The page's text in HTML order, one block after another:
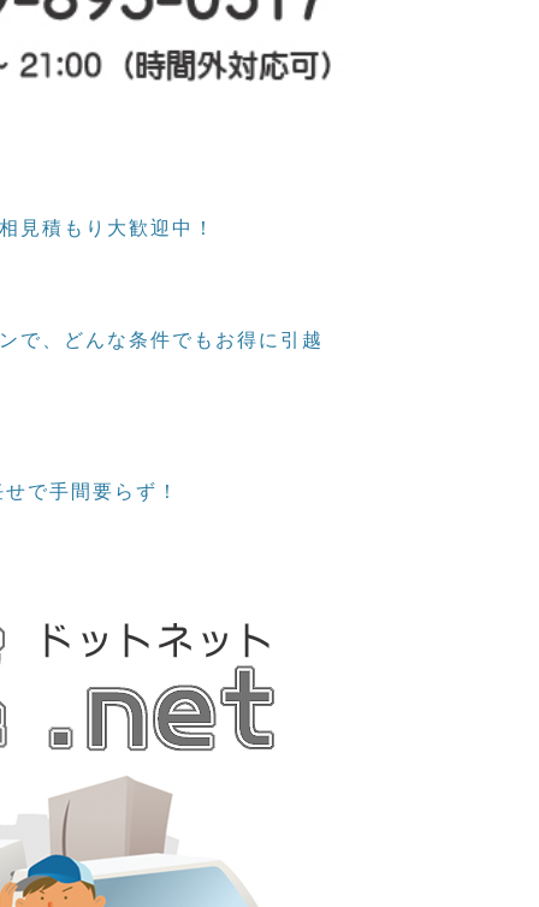
見積もり大歓迎中！
で、どんな条件でもお得に引越
で手間要らず！